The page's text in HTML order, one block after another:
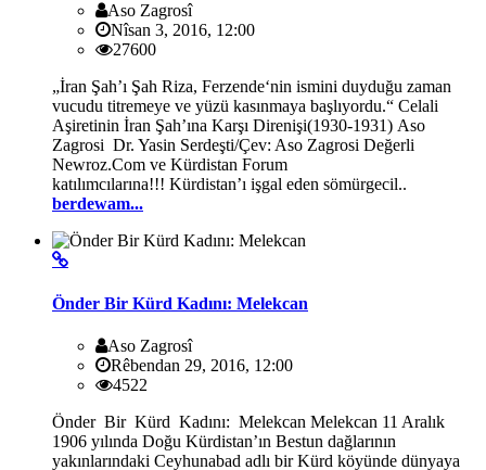
Aso Zagrosî
Nîsan 3, 2016, 12:00
27600
„İran Şah’ı Şah Riza, Ferzende‘nin ismini duyduğu zaman
vucudu titremeye ve yüzü kasınmaya başlıyordu.“ Celali
Aşiretinin İran Şah’ına Karşı Direnişi(1930-1931) Aso
Zagrosi Dr. Yasin Serdeşti/Çev: Aso Zagrosi Değerli
Newroz.Com ve Kürdistan Forum
katılımcılarına!!! Kürdistan’ı işgal eden sömürgecil..
berdewam...
Önder Bir Kürd Kadını: Melekcan
Aso Zagrosî
Rêbendan 29, 2016, 12:00
4522
Önder Bir Kürd Kadını: Melekcan Melekcan 11 Aralık
1906 yılında Doğu Kürdistan’ın Bestun dağlarının
yakınlarındaki Ceyhunabad adlı bir Kürd köyünde dünyaya